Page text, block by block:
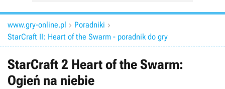
www.gry-online.pl  Poradniki 
StarCraft II: Heart of the Swarm - poradnik do gry
StarCraft 2 Heart of the Swarm:
Ogień na niebie